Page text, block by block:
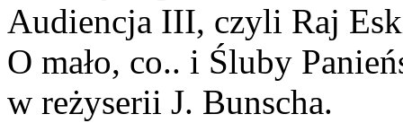
Audiencja III, czyli Raj
O mało, co.. i Śluby
w reżyserii J. Bunscha.